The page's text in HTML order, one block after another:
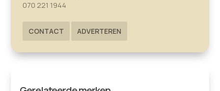
070 221 1944
CONTACT ADVERTEREN